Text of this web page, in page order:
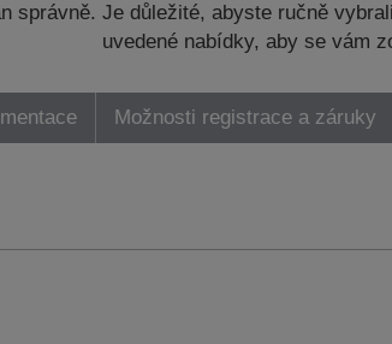
správně. Je důležité, abyste ručně
uvedené nabídky, aby se vám
Možnosti registrace a záruky